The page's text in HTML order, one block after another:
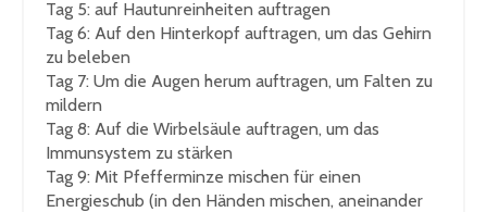
Tag 5: auf Hautunreinheiten auftragen
Tag 6: Auf den Hinterkopf auftragen, um das Gehirn
zu beleben
Tag 7: Um die Augen herum auftragen, um Falten zu
mildern
Tag 8: Auf die Wirbelsäule auftragen, um das
Immunsystem zu stärken
Tag 9: Mit Pfefferminze mischen für einen
Energieschub (in den Händen mischen, aneinander